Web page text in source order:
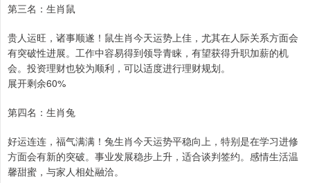
第三名：生肖鼠
贵人运旺，诸事顺遂！鼠生肖今天运势上佳，尤其在人际关系方面会
有突破性进展。工作中容易得到领导青睐，有望获得升职加薪的机
会。投资理财也较为顺利，可以适度进行理财规划。
展开剩余60%
第四名：生肖兔
好运连连，福气满满！兔生肖今天运势平稳向上，特别是在学习进修
方面会有新的突破。事业发展稳步上升，适合谈判签约。感情生活温
馨甜蜜，与家人相处融洽。